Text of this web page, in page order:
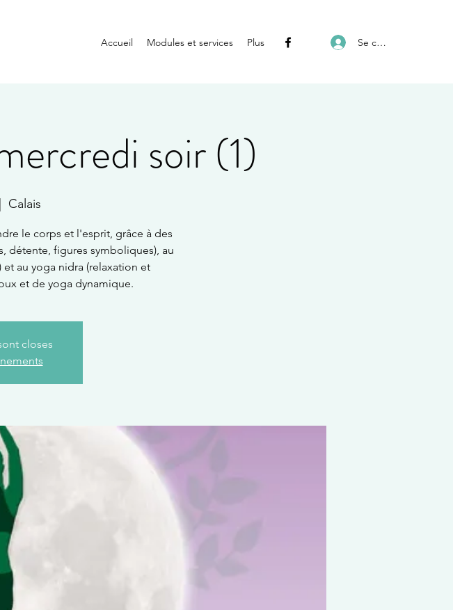
Accueil Modules et services Plus Se connecter
soir (1)
Calais
le corps et l'esprit, grâce à des
détente, figures symboliques), au
au yoga nidra (relaxation et
et de yoga dynamique.
closes